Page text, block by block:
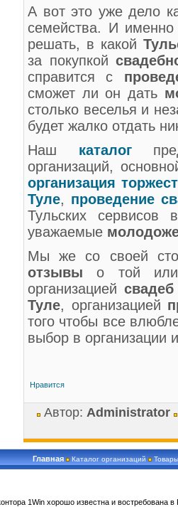
А вот это уже дело
семейства. И именно
решать, в какой
за покупкой
справится с
сможет ли он дать
столько веселья и
будет жалко отдать
Наш каталог
организаций,
организация
Туле, проведение
Тульских
уважаемые
Мы же со своей
отзывы о той или
организацией
Туле, организацией
того чтобы все
выбор в организации
Нравится
Автор: Administrator
Главная Каталог организаций
1Win хорошо известна и востребована в